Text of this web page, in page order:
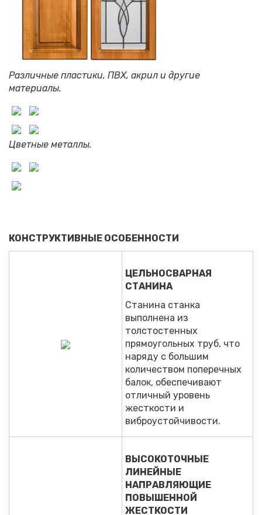
Различные пластики, ПВХ, акрил и другие
материалы.
Цветные металлы.
КОНСТРУКТИВНЫЕ ОСОБЕННОСТИ
ЦЕЛЬНОСВАРНАЯ
СТАНИНА
Станина станка
выполнена из
толстостенных
прямоугольных труб, что
наряду с большим
количеством поперечных
балок, обеспечивают
отличный уровень
жесткости и
виброустойчивости.
ВЫСОКОТОЧНЫЕ
ЛИНЕЙНЫЕ
НАПРАВЛЯЮЩИЕ
ПОВЫШЕННОЙ
ЖЕСТКОСТИ